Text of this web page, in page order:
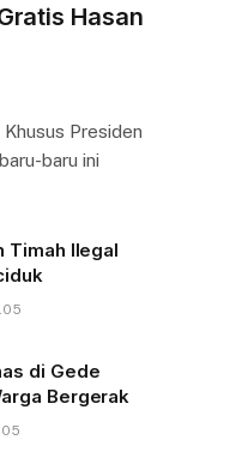
Hasan
Presiden
baru ini
Timah Ilegal
di Gede
Bergerak